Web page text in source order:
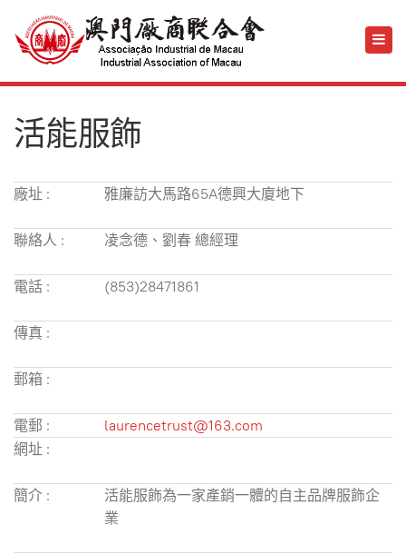
活能服飾
廠址 : 雅廉訪大馬路65A德興大廈地下
聯絡人 : 凌念德、劉春 總經理
電話 : (853)28471861
傳真 :
郵箱 :
電郵 :
laurencetrust@163.com
網址 :
簡介 :
活能服飾為一家產銷一體的自主品牌服飾企
業